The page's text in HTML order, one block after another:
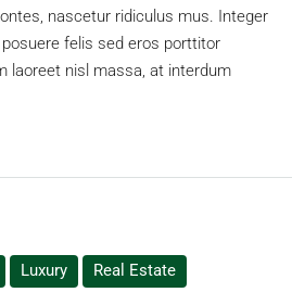
nascetur ridiculus mus. Integer
felis sed eros porttitor
laoreet nisl massa, at interdum
Luxury Real Estate